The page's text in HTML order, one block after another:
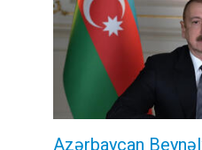
Azərbaycan